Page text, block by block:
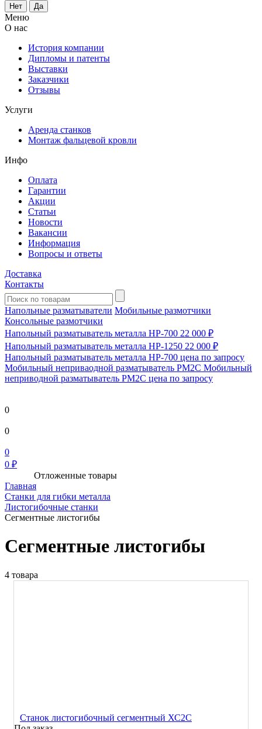
Нет Да
Меню
О нас
История компании
Дипломы и патенты
Выставки
Заказчики
Отзывы
Услуги
Аренда станков
Монтаж фальцевой кровли
Инфо
Оплата
Гарантии
Акции
Статьи
Новости
Вакансии
Информация
Вопросы и ответы
Доставка
Контакты
Напольные разматыватели Мобильные размотчики
Консольные размотчики
Напольный разматыватель металла HP-700 22 000 ₽
Напольный разматыватель металла HP-1250 22 000 ₽
Напольный разматыватель металла HP-700 цена по запросу
Мобильный непривaодной разматыватель РМ2С Мобильный
неприводной разматыватель РМ2С цена по запросу
0
0
0
0 ₽
Отложенные товары
Главная
Станки для гибки металла
Листогибочные станки
Сегментные листогибы
Сегментные листогибы
4 товара
Станок листогибочный сегментный ХС2С